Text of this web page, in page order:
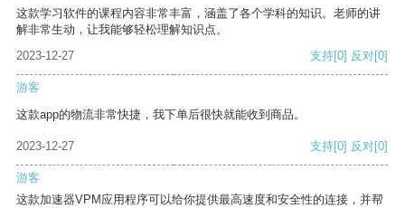
这款学习软件的课程内容非常丰富，涵盖了各个学科的知识。老师的讲
解非常生动，让我能够轻松理解知识点。
2023-12-27
支持[0] 反对[0]
游客
这款app的物流非常快捷，我下单后很快就能收到商品。
2023-12-27 支持[0] 反对[0]
游客
这款加速器VPM应用程序可以给你提供最高速度和安全性的连接，并帮